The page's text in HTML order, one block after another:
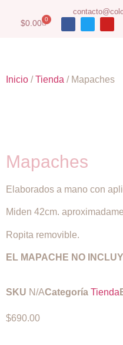
$0.00 0
Inicio /Tienda / Mapaches
Mapaches
Elaborados a mano con
Miden 42cm.
Ropita removible.
EL MAPACHE NO
SKU N/ACategoría Tienda
$690.00